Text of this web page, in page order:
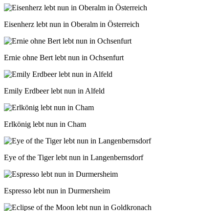
Eisenherz lebt nun in Oberalm in Österreich
Ernie ohne Bert lebt nun in Ochsenfurt
Emily Erdbeer lebt nun in Alfeld
Erlkönig lebt nun in Cham
Eye of the Tiger lebt nun in Langenbernsdorf
Espresso lebt nun in Durmersheim